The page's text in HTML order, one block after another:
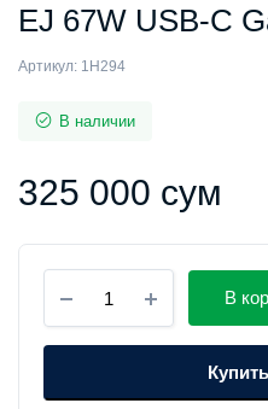
EJ 67W USB-C
Артикул: 1H294
В наличии
325 000 сум
устройство
Xiaomi
MDY-
67W
В